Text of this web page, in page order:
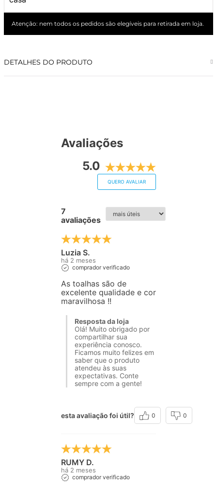
Atenção: nem todos os pedidos são elegíveis para retirada em loja.
DETALHES DO PRODUTO
Avaliações
5.0
QUERO AVALIAR
7
avaliações
Luzia S.
há 2 meses
comprador verificado
As toalhas são de
excelente qualidade e cor
maravilhosa !!
Resposta da loja
Olá! Muito obrigado por
compartilhar sua
experiência conosco.
Ficamos muito felizes em
saber que o produto
atendeu às suas
expectativas. Conte
sempre com a gente!
esta avaliação foi útil? 0 0
RUMY D.
há 2 meses
comprador verificado